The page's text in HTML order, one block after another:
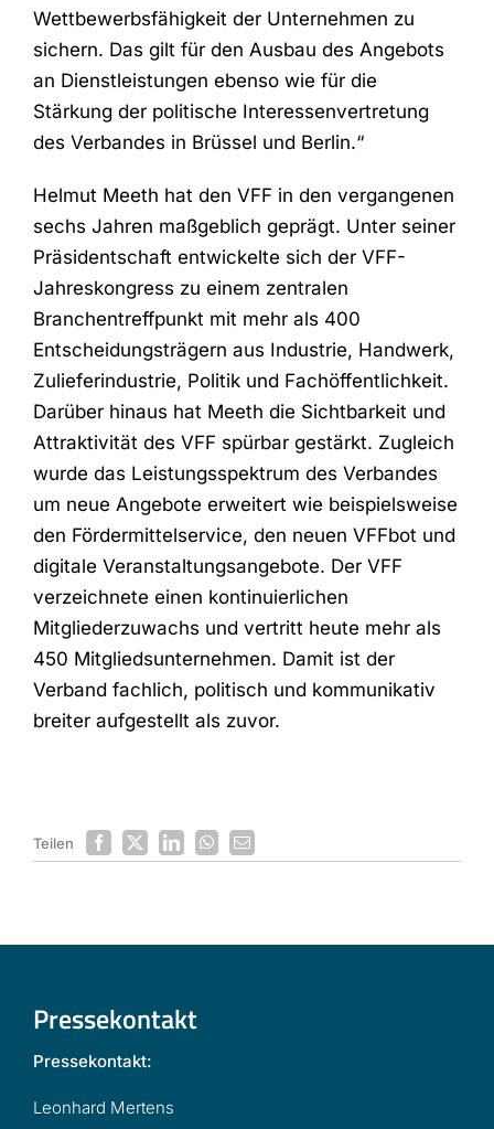
Wettbewerbsfähigkeit der Unternehmen zu
sichern. Das gilt für den Ausbau des Angebots
an Dienstleistungen ebenso wie für die
Stärkung der politische Interessenvertretung
des Verbandes in Brüssel und Berlin.“
Helmut Meeth hat den VFF in den vergangenen
sechs Jahren maßgeblich geprägt. Unter seiner
Präsidentschaft entwickelte sich der VFF-
Jahreskongress zu einem zentralen
Branchentreffpunkt mit mehr als 400
Entscheidungsträgern aus Industrie, Handwerk,
Zulieferindustrie, Politik und Fachöffentlichkeit.
Darüber hinaus hat Meeth die Sichtbarkeit und
Attraktivität des VFF spürbar gestärkt. Zugleich
wurde das Leistungsspektrum des Verbandes
um neue Angebote erweitert wie beispielsweise
den Fördermittelservice, den neuen VFFbot und
digitale Veranstaltungsangebote. Der VFF
verzeichnete einen kontinuierlichen
Mitgliederzuwachs und vertritt heute mehr als
450 Mitgliedsunternehmen. Damit ist der
Verband fachlich, politisch und kommunikativ
breiter aufgestellt als zuvor.
Teilen
Pressekontakt
Pressekontakt:
Leonhard Mertens